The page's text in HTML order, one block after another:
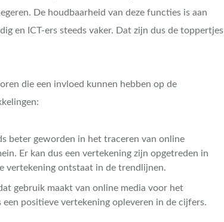
De houdbaarheid van deze functies is aan
en ICT-ers steeds vaker. Dat zijn dus de toppertjes
die een invloed kunnen hebben op de
beter geworden in het traceren van online
Er kan dus een vertekening zijn opgetreden in
vertekening ontstaat in de trendlijnen.
gebruik maakt van online media voor het
positieve vertekening opleveren in de cijfers.